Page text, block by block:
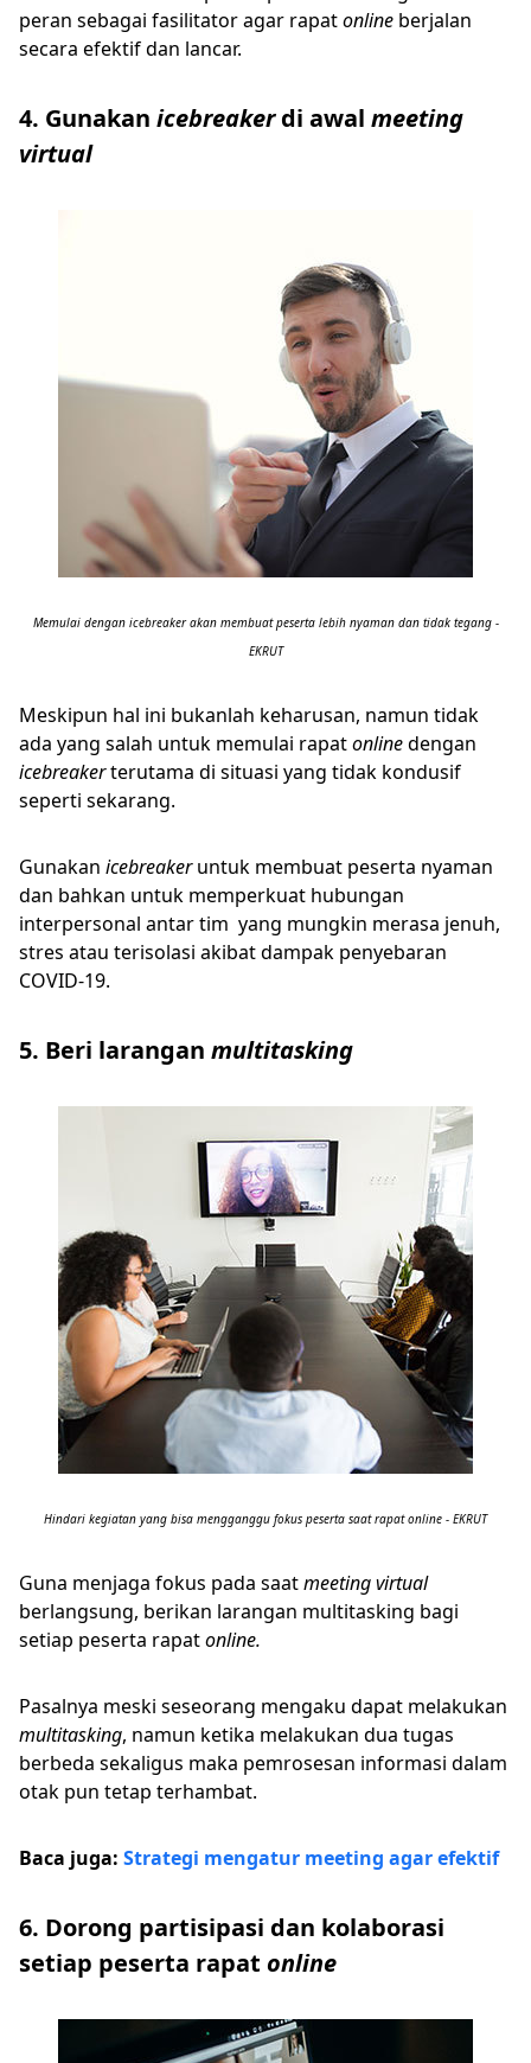
peran sebagai fasilitator agar rapatonline berjalan
secara efektif dan lancar.
4. Gunakan icebreakerdi awal meeting
virtual
Memulai dengan icebreaker akan membuat peserta lebih nyaman dan tidak tegang -
EKRUT
Meskipun hal ini bukanlah keharusan, namun tidak
ada yang salah untuk memulai rapatonlinedengan
icebreakerterutama di situasi yang tidak kondusif
seperti sekarang.
Gunakan icebreakeruntuk membuat peserta nyaman
dan bahkan untuk memperkuat hubungan
interpersonal antar tim yang mungkin merasa jenuh,
stres atau terisolasi akibat dampak penyebaran
COVID-19.
5. Beri larangan multitasking
Hindari kegiatan yang bisa mengganggu fokus peserta saat rapat online - EKRUT
Guna menjaga fokus pada saatmeeting virtual
berlangsung, berikan larangan multitasking bagi
setiap peserta rapatonline.
Pasalnya meski seseorang mengaku dapat melakukan
multitasking, namun ketika melakukan dua tugas
berbeda sekaligus maka pemrosesan informasi dalam
otak pun tetap terhambat.
Baca juga: Strategi mengatur meeting agar efektif
6. Dorong partisipasi dan kolaborasi
setiap peserta rapat online